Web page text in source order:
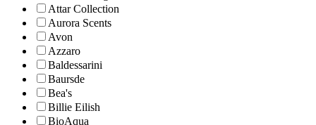
Attar Collection
Aurora Scents
Avon
Azzaro
Baldessarini
Baursde
Bea's
Billie Eilish
BioAqua